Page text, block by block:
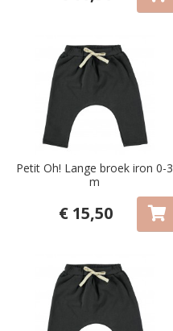
Petit Oh! Lange broek iron 0-3
m
€ 15,50